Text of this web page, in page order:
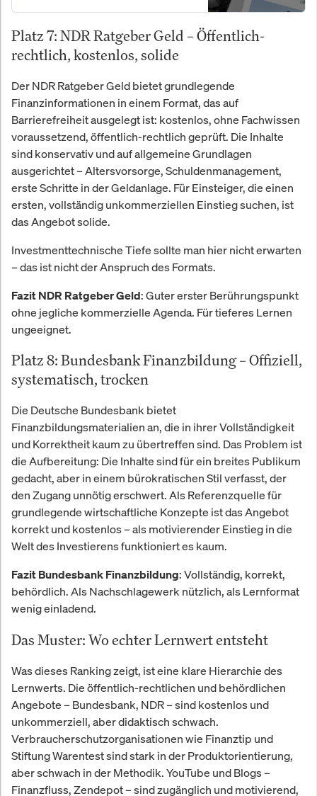
Platz 7: NDR Ratgeber Geld – Öffentlich-
rechtlich, kostenlos, solide
Der NDR Ratgeber Geld bietet grundlegende
Finanzinformationen in einem Format, das auf
Barrierefreiheit ausgelegt ist: kostenlos, ohne Fachwissen
voraussetzend, öffentlich-rechtlich geprüft. Die Inhalte
sind konservativ und auf allgemeine Grundlagen
ausgerichtet – Altersvorsorge, Schuldenmanagement,
erste Schritte in der Geldanlage. Für Einsteiger, die einen
ersten, vollständig unkommerziellen Einstieg suchen, ist
das Angebot solide.
Investmenttechnische Tiefe sollte man hier nicht erwarten
– das ist nicht der Anspruch des Formats.
Fazit NDR Ratgeber Geld: Guter erster Berührungspunkt
ohne jegliche kommerzielle Agenda. Für tieferes Lernen
ungeeignet.
Platz 8: Bundesbank Finanzbildung – Offiziell,
systematisch, trocken
Die Deutsche Bundesbank bietet
Finanzbildungsmaterialien an, die in ihrer Vollständigkeit
und Korrektheit kaum zu übertreffen sind. Das Problem ist
die Aufbereitung: Die Inhalte sind für ein breites Publikum
gedacht, aber in einem bürokratischen Stil verfasst, der
den Zugang unnötig erschwert. Als Referenzquelle für
grundlegende wirtschaftliche Konzepte ist das Angebot
korrekt und kostenlos – als motivierender Einstieg in die
Welt des Investierens funktioniert es kaum.
Fazit Bundesbank Finanzbildung: Vollständig, korrekt,
behördlich. Als Nachschlagewerk nützlich, als Lernformat
wenig einladend.
Das Muster: Wo echter Lernwert entsteht
Was dieses Ranking zeigt, ist eine klare Hierarchie des
Lernwerts. Die öffentlich-rechtlichen und behördlichen
Angebote – Bundesbank, NDR – sind kostenlos und
unkommerziell, aber didaktisch schwach.
Verbraucherschutzorganisationen wie Finanztip und
Stiftung Warentest sind stark in der Produktorientierung,
aber schwach in der Methodik. YouTube und Blogs –
Finanzfluss, Zendepot – sind zugänglich und motivierend,